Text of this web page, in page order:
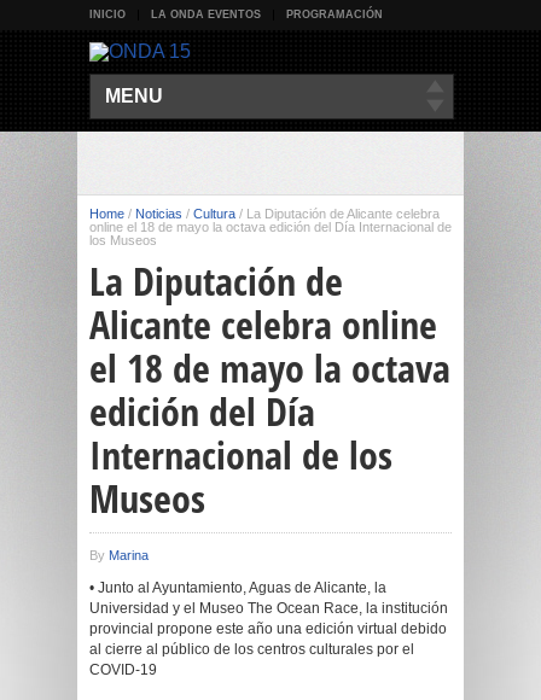
INICIO LA ONDA EVENTOS PROGRAMACIÓN
MENU
Home / Noticias / Cultura / La Diputación de Alicante celebra
online el 18 de mayo la octava edición del Día Internacional de
los Museos
La Diputación de
Alicante celebra online
el 18 de mayo la octava
edición del Día
Internacional de los
Museos
By Marina
• Junto al Ayuntamiento, Aguas de Alicante, la
Universidad y el Museo The Ocean Race, la institución
provincial propone este año una edición virtual debido
al cierre al público de los centros culturales por el
COVID-19